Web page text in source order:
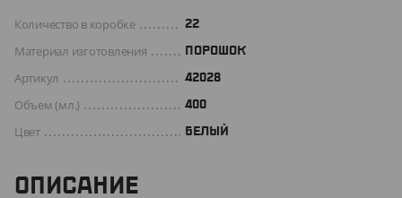
Количество в коробке 22
Материал изготовления ПОРОШОК
Артикул 42028
Объем (мл.) 400
Цвет БЕЛЫЙ
ОПИСАНИЕ